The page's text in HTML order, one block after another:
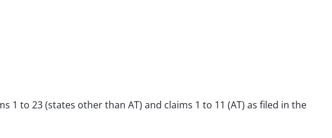
to 23 (states other than AT) and claims 1 to 11 (AT) as filed in the